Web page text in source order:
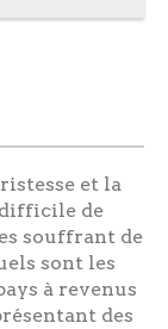
et la
de
souffrant de
sont les
à revenus
des